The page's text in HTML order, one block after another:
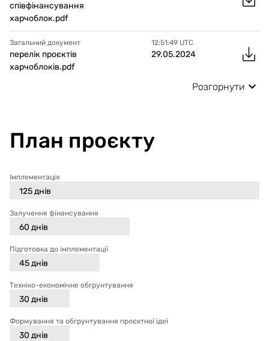
співфінансування
харчоблок.pdf
Загальний документ
перелік проєктів
харчоблоків.pdf
12:51:49 UTC
29.05.2024
Розгорнути
План проєкту
Імплементація
125днів
Залучення фінансування
60 днів
Підготовка до імплементації
45днів
Техніко-економічне обгрунтування
30 днів
Формування та обгрунтування проєктної ідеї
30 днів